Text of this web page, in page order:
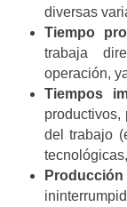
diversas
Tiempo
trabaja
operación,
Tiempos
productivos,
del trabajo
Producción